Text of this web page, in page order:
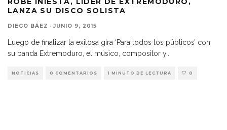
LANZA SU DISCO SOLISTA
DIEGO BÁEZ · JUNIO 9, 2015
Luego de finalizar la exitosa gira ‘Para todos los públicos’ con
su banda Extremoduro, el músico, compositor y...
NOTICIAS 0 COMENTARIOS 1 MINUTO DE LECTURA 0